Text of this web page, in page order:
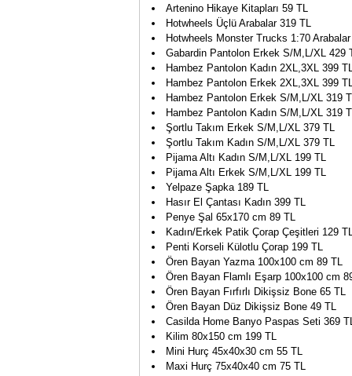
Artenino Hikaye Kitapları 59 TL
Hotwheels Üçlü Arabalar 319 TL
Hotwheels Monster Trucks 1:70
Gabardin Pantolon Erkek S/M,L/XL 429
Hambez Pantolon Kadın 2XL,3XL 399
Hambez Pantolon Erkek 2XL,3XL 399
Hambez Pantolon Erkek S/M,L/XL 319
Hambez Pantolon Kadın S/M,L/XL 319
Şortlu Takım Erkek S/M,L/XL 379 TL
Şortlu Takım Kadın S/M,L/XL 379 TL
Pijama Altı Kadın S/M,L/XL 199 TL
Pijama Altı Erkek S/M,L/XL 199 TL
Yelpaze Şapka 189 TL
Hasır El Çantası Kadın 399 TL
Penye Şal 65x170 cm 89 TL
Kadın/Erkek Patik Çorap Çeşitleri 129
Penti Korseli Külotlu Çorap 199 TL
Ören Bayan Yazma 100x100 cm 89 TL
Ören Bayan Flamlı Eşarp 100x100 cm
Ören Bayan Fırfırlı Dikişsiz Bone 65 TL
Ören Bayan Düz Dikişsiz Bone 49 TL
Casilda Home Banyo Paspas Seti 369
Kilim 80x150 cm 199 TL
Mini Hurç 45x40x30 cm 55 TL
Maxi Hurç 75x40x40 cm 75 TL